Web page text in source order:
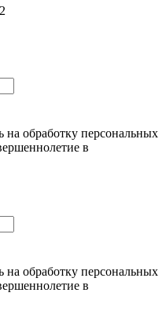
обработку персональных
в
обработку персональных
в